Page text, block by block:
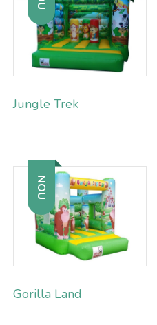
Jungle Trek
NOU
Gorilla Land